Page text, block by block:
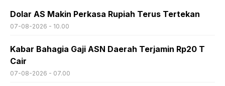
Dolar AS Makin Perkasa Rupiah Terus Tertekan
07-08-2026 - 10.00
Kabar Bahagia Gaji ASN Daerah Terjamin Rp20 T
Cair
07-08-2026 - 07.00